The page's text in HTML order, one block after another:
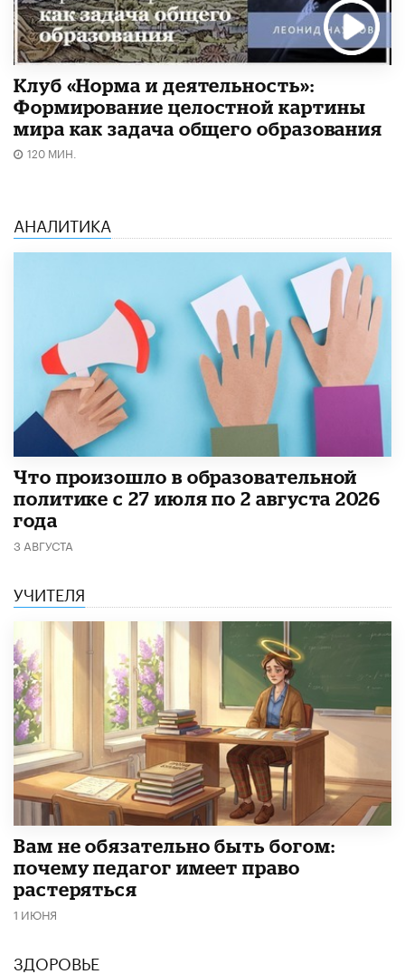
Клуб «Норма и деятельность»:
Формирование целостной картины
мира как задача общего образования
120 МИН.
АНАЛИТИКА
​Что произошло в образовательной
политике с 27 июля по 2 августа 2026
года
3 АВГУСТА
УЧИТЕЛЯ
​Вам не обязательно быть богом:
почему педагог имеет право
растеряться
1 ИЮНЯ
ЗДОРОВЬЕ